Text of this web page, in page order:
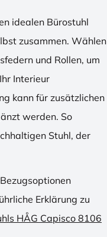
idealen Bürostuhl
zusammen. Wählen
und Rollen, um
Interieur
kann für zusätzlichen
werden. So
Stuhl, der
Erklärung zu
HÅG Capisco 8106